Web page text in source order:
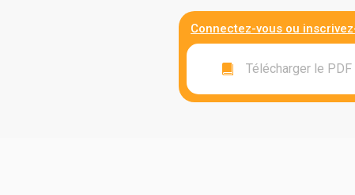
Connectez-vous ou
Télécharger le PDF